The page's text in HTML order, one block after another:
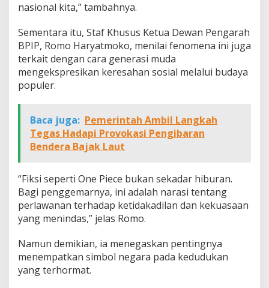
nasional kita,” tambahnya.
Sementara itu, Staf Khusus Ketua Dewan Pengarah
BPIP, Romo Haryatmoko, menilai fenomena ini juga
terkait dengan cara generasi muda
mengekspresikan keresahan sosial melalui budaya
populer.
Baca juga: Pemerintah Ambil Langkah
Tegas Hadapi Provokasi Pengibaran
Bendera Bajak Laut
“Fiksi seperti One Piece bukan sekadar hiburan.
Bagi penggemarnya, ini adalah narasi tentang
perlawanan terhadap ketidakadilan dan kekuasaan
yang menindas,” jelas Romo.
Namun demikian, ia menegaskan pentingnya
menempatkan simbol negara pada kedudukan
yang terhormat.